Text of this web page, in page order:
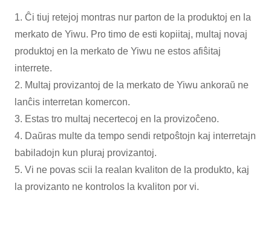
1. Ĉi tiuj retejoj montras nur parton de la produktoj en la
merkato de Yiwu. Pro timo de esti kopiitaj, multaj novaj
produktoj en la merkato de Yiwu ne estos afiŝitaj
interrete.
2. Multaj provizantoj de la merkato de Yiwu ankoraŭ ne
lanĉis interretan komercon.
3. Estas tro multaj necertecoj en la provizoĉeno.
4. Daŭras multe da tempo sendi retpoŝtojn kaj interretajn
babiladojn kun pluraj provizantoj.
5. Vi ne povas scii la realan kvaliton de la produkto, kaj
la provizanto ne kontrolos la kvaliton por vi.